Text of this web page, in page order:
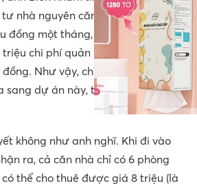
nhà nguyên căn kia, doanh thu
đồng một tháng, trừ đi 100 triệu
chi phí quản lý vận hành cũng
Như vậy, chỉ một năm anh thu
sang dự án này, từ năm thứ hai sẽ
không như anh nghĩ. Khi đi vào
ra, cả căn nhà chỉ có 6 phòng
thể cho thuê được giá 8 triệu (là